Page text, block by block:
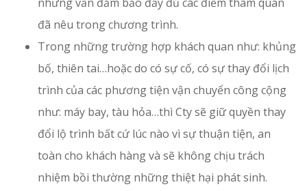
đã nêu trong chương trình.
Trong những trường hợp khách quan như: khủng
bố, thiên tai…hoặc do có sự cố, có sự thay đổi lịch
trình của các phương tiện vận chuyển công cộng
như: máy bay, tàu hỏa…thì Cty sẽ giữ quyền thay
đổi lộ trình bất cứ lúc nào vì sự thuận tiện, an
toàn cho khách hàng và sẽ không chịu trách
nhiệm bồi thường những thiệt hại phát sinh.